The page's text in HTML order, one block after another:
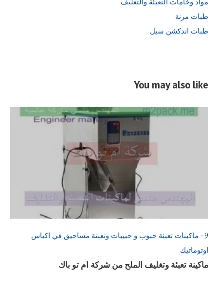
مواد وخامات التعبئة والتغليف
طبات مرنة
طبات اندكشن سيل
You may also like
READ
FULL
POST
9 - ماكينات تعبئة حبوب و حبيبات وتعبئة مساحيق في اكياس
اوتوماتيك
ماكينة تعبئة وتغليف الملح من شركة ام تو باك